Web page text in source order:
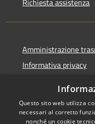
Richiesta assistenza
Amministrazione
Informativa privacy
Dichiarazione di
Questo sito web utilizza
necessari al corretto
nonché un cookie